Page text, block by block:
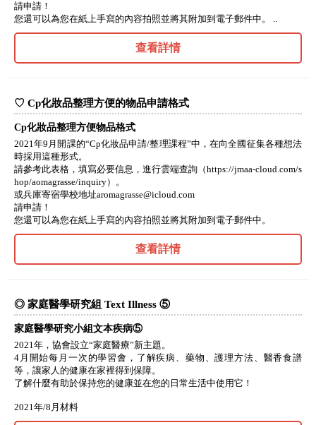
請申請！
您還可以為您在紙上手寫的內容拍照並將其附加到電子郵件中。 ..
查看詳情
♡ Cp化妝品整理方便的物品申請格式
Cp化妝品整理方便物品格式
2021年9月開課的“Cp化妝品申請/整理課程”中，在向全國征集各種想法
時採用這種形式。
請參考此表格，填寫必要信息，進行雲端查詢（https://jmaa-cloud.com/s
hop/aomagrasse/inquiry）。
或兵庫寄宿學校地址aromagrasse@icloud.com
請申請！
您還可以為您在紙上手寫的內容拍照並將其附加到電子郵件中。
查看詳情
◎ 家庭醫學研究組 Text Illness ⑤
家庭醫學研究小組文本疾病⑤
2021年，協會設立“家庭醫療”新主題。
4月開始每月一次的學習會，了解疾病、藥物、護理方法、醫香食譜
等，讓家人的健康在家裡得到保障。
了解什麼有助於保持您的健康並在您的日常生活中使用它！
2021年/8月材料